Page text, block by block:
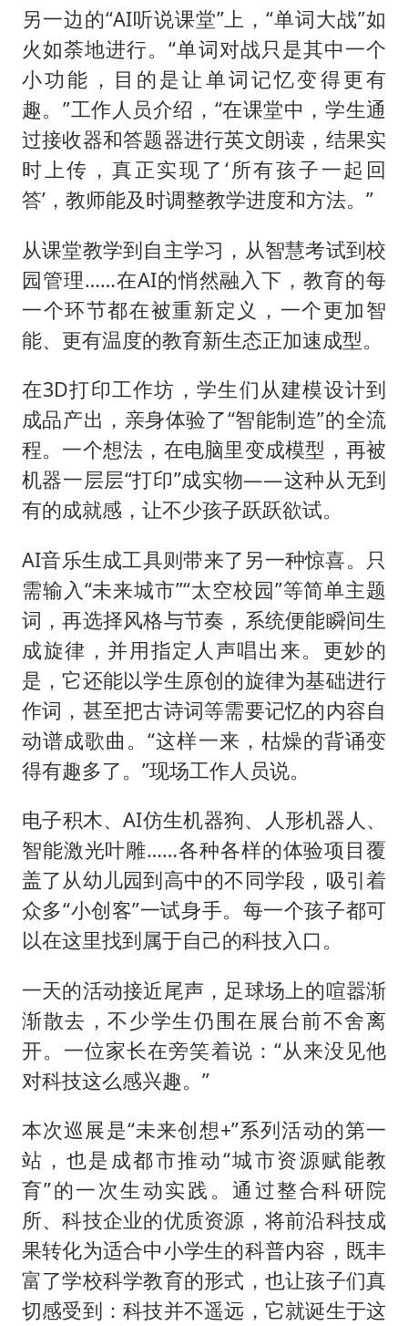
另一边的“AI听说课堂”上，“单词大战”如
火如荼地进行。“单词对战只是其中一个
小功能，目的是让单词记忆变得更有
趣。”工作人员介绍，“在课堂中，学生通
过接收器和答题器进行英文朗读，结果实
时上传，真正实现了‘所有孩子一起回
答’，教师能及时调整教学进度和方法。”
从课堂教学到自主学习，从智慧考试到校
园管理……在AI的悄然融入下，教育的每
一个环节都在被重新定义，一个更加智
能、更有温度的教育新生态正加速成型。
在3D打印工作坊，学生们从建模设计到
成品产出，亲身体验了“智能制造”的全流
程。一个想法，在电脑里变成模型，再被
机器一层层“打印”成实物——这种从无到
有的成就感，让不少孩子跃跃欲试。
AI音乐生成工具则带来了另一种惊喜。只
需输入“未来城市”“太空校园”等简单主题
词，再选择风格与节奏，系统便能瞬间生
成旋律，并用指定人声唱出来。更妙的
是，它还能以学生原创的旋律为基础进行
作词，甚至把古诗词等需要记忆的内容自
动谱成歌曲。“这样一来，枯燥的背诵变
得有趣多了。”现场工作人员说。
电子积木、AI仿生机器狗、人形机器人、
智能激光叶雕……各种各样的体验项目覆
盖了从幼儿园到高中的不同学段，吸引着
众多“小创客”一试身手。每一个孩子都可
以在这里找到属于自己的科技入口。
一天的活动接近尾声，足球场上的喧嚣渐
渐散去，不少学生仍围在展台前不舍离
开。一位家长在旁笑着说：“从来没见他
对科技这么感兴趣。”
本次巡展是“未来创想+”系列活动的第一
站，也是成都市推动“城市资源赋能教
育”的一次生动实践。通过整合科研院
所、科技企业的优质资源，将前沿科技成
果转化为适合中小学生的科普内容，既丰
富了学校科学教育的形式，也让孩子们真
切感受到：科技并不遥远，它就诞生于这